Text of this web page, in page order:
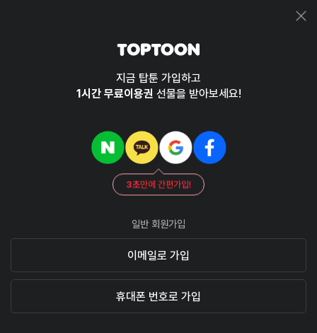
지금 탑툰 가입하고
1시간 무료이용권 선물을 받아보세요!
3초만에 간편가입!
일반 회원가입
이메일로 가입
휴대폰 번호로 가입